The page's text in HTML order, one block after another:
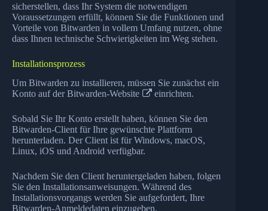
sicherstellen, dass Ihr System die notwendigen
Voraussetzungen erfüllt, können Sie die Funktionen und
Vorteile von Bitwarden in vollem Umfang nutzen, ohne
dass Ihnen technische Schwierigkeiten im Weg stehen.
Installationsprozess
Um Bitwarden zu installieren, müssen Sie zunächst ein
Konto auf derBitwarden-Website einrichten.
Sobald Sie Ihr Konto erstellt haben, können Sie den
Bitwarden-Client für Ihre gewünschte Plattform
herunterladen. Der Client ist für Windows, macOS,
Linux, iOS und Android verfügbar.
Nachdem Sie den Client heruntergeladen haben, folgen
Sie den Installationsanweisungen. Während des
Installationsvorgangs werden Sie aufgefordert, Ihre
Bitwarden-Anmeldedaten einzugeben.